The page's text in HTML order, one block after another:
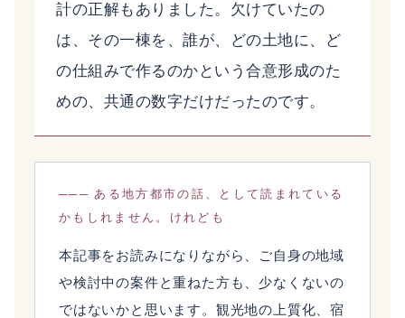
計の正解もありました。欠けていたの
は、その一棟を、誰が、どの土地に、ど
の仕組みで作るのかという合意形成のた
めの、共通の数字だけだったのです。
─── ある地方都市の話、として読まれている
かもしれません。けれども
本記事をお読みになりながら、ご自身の地域
や検討中の案件と重ねた方も、少なくないの
ではないかと思います。観光地の上質化、宿